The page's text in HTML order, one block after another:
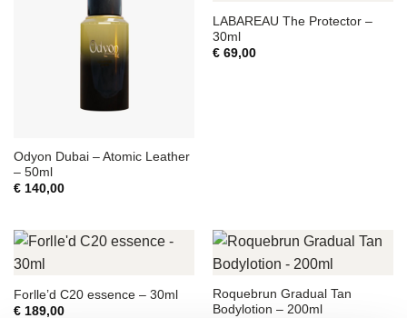
Odyon Dubai – Atomic Leather
– 50ml
€140,00
LABAREAU The Protector –
30ml
€69,00
Forlle’d C20 essence – 30ml
€189,00
Roquebrun Gradual Tan
Bodylotion – 200ml